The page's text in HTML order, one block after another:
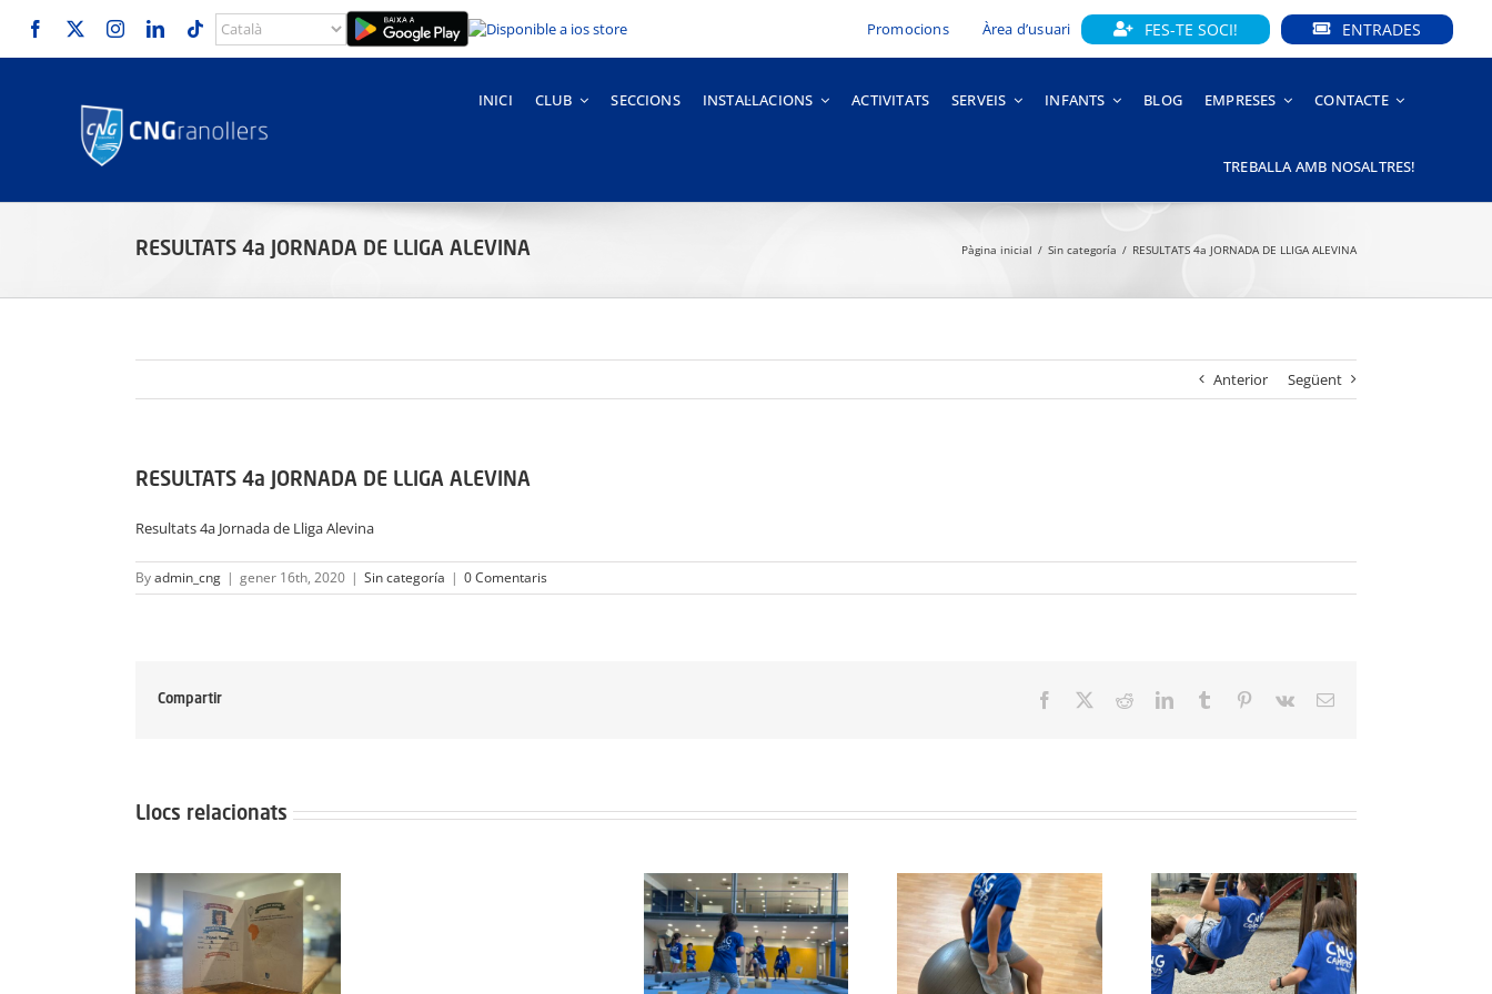
Promocions Àrea d’usuari FES-TE SOCI! ENTRADES
INICI CLUB SECCIONS INSTAL·LACIONS ACTIVITATS SERVEIS INFANTS BLOG EMPRESES CONTACTE
TREBALLA AMB NOSALTRES!
RESULTATS 4a JORNADA DE LLIGA ALEVINA Pàgina inicial Sin categoría RESULTATS 4a JORNADA DE LLIGA ALEVINA
Anterior Següent
RESULTATS 4a JORNADA DE LLIGA ALEVINA
Resultats 4a Jornada de Lliga Alevina
Byadmin_cng | gener 16th, 2020 | Sin categoría | 0 Comentaris
Compartir Facebook RedditLinkedInTumblr Pinterest
Vk Email:
Llocs relacionats
Protegit: Grup Agost:
Divendres 22 d’Agost
Protegit: Grup Agost:
Dijous 21 d’Agost del
Protegit: Grup 1-2:
Divendres 3 Juliol del